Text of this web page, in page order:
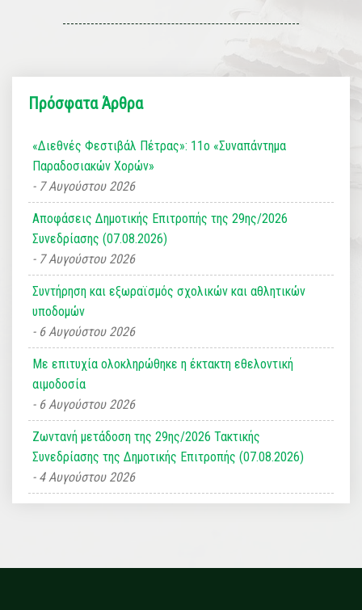
Πρόσφατα Άρθρα
«Διεθνές Φεστιβάλ Πέτρας»: 11ο «Συναπάντημα
Παραδοσιακών Χορών»
7 Αυγούστου 2026
Αποφάσεις Δημοτικής Επιτροπής της 29ης/2026
Συνεδρίασης (07.08.2026)
7 Αυγούστου 2026
Συντήρηση και εξωραϊσμός σχολικών και αθλητικών
υποδομών
6 Αυγούστου 2026
Με επιτυχία ολοκληρώθηκε η έκτακτη εθελοντική
αιμοδοσία
6 Αυγούστου 2026
Ζωντανή μετάδοση της 29ης/2026 Τακτικής
Συνεδρίασης της Δημοτικής Επιτροπής (07.08.2026)
4 Αυγούστου 2026